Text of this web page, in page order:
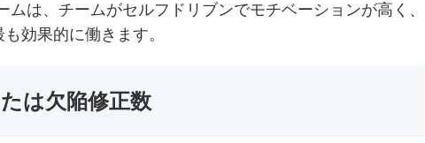
は、チームがセルフドリブンでモチベーションが高く、
効果的に働きます。
は欠陥修正数